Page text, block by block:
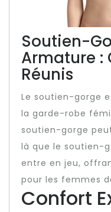
Soutien-
Armature :
Réunis
Le soutien-gorge
la garde-robe
soutien-gorge
là que le soutien-
entre en jeu,
pour les femmes
Confort